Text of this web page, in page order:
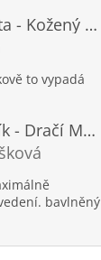
Velký Strom Života - Kožený Zápisník se Šňůrkou a Kamínkem - 20x16x2cm - 160 Stran
5 z 5 hvězdiček.
to vypadá
Obrovský Zápisník - Dračí Mandala s Chakra Kameny - 100 Stran - 25x34cm
5 z 5 hvězdiček.
bavlněný